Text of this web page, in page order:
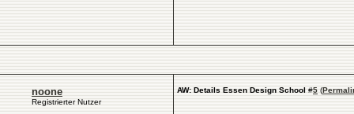
noone
Registrierter Nutzer
AW: Details Essen Design School #5 (